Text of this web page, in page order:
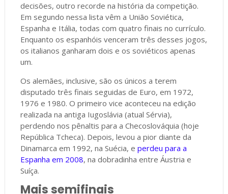
decisões, outro recorde na história da competição.
Em segundo nessa lista vêm a União Soviética,
Espanha e Itália, todas com quatro finais no currículo.
Enquanto os espanhóis venceram três desses jogos,
os italianos ganharam dois e os soviéticos apenas
um.
Os alemães, inclusive, são os únicos a terem
disputado três finais seguidas de Euro, em 1972,
1976 e 1980. O primeiro vice aconteceu na edição
realizada na antiga Iugoslávia (atual Sérvia),
perdendo nos pênaltis para a Checoslováquia (hoje
República Tcheca). Depois, levou a pior diante da
Dinamarca em 1992, na Suécia, e perdeu para a
Espanha em 2008, na dobradinha entre Áustria e
Suíça.
Mais semifinais